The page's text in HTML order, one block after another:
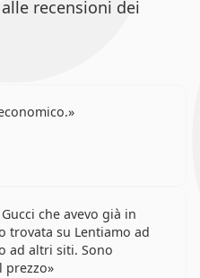
recensioni dei
che avevo già in
trovata su Lentiamo ad
ad altri siti. Sono
prezzo